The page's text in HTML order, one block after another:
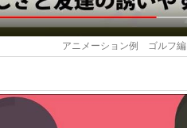
アニメーション例 ゴルフ編